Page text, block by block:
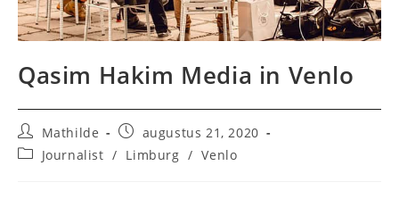
Qasim Hakim Media in Venlo
Bericht
auteur:
Mathilde
Bericht
gepubliceerd
op:
augustus 21, 2020
Berichtcategorie:
Journalist / Limburg / Venlo